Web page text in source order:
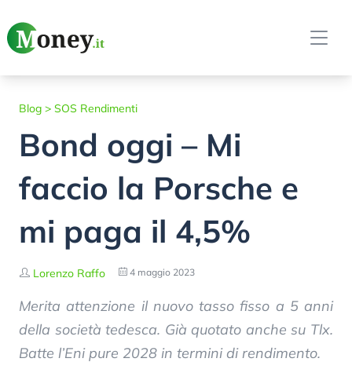
Blog > SOS Rendimenti
Bond oggi – Mi
faccio la Porsche e
mi paga il 4,5%
Lorenzo Raffo 4 maggio 2023
Merita attenzione il nuovo tasso fisso a 5 anni
della società tedesca. Già quotato anche su Tlx.
Batte l’Eni pure 2028 in termini di rendimento.